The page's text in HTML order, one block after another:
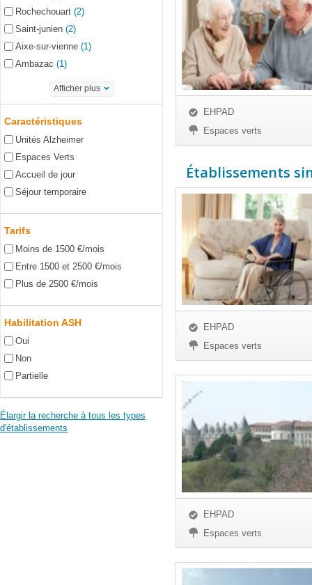
Rochechouart (2)
Saint-junien (2)
Aixe-sur-vienne (1)
Ambazac (1)
Afficher plus
Caractéristiques
Unités Alzheimer
Espaces Verts
Accueil de jour
Séjour temporaire
Tarifs
Moins de 1500 €/mois
Entre 1500 et 2500 €/mois
Plus de 2500 €/mois
Habilitation ASH
Oui
Non
Partielle
Élargir la recherche à tous les types
d'établissements
EHPAD
Espaces verts
Établissements
EHPAD
Espaces verts
EHPAD
Espaces verts